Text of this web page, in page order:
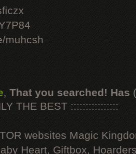
muhcsh
, That you searched! Has
THE BEST ::::::::::::::::
websites Magic
Heart, Giftbox,